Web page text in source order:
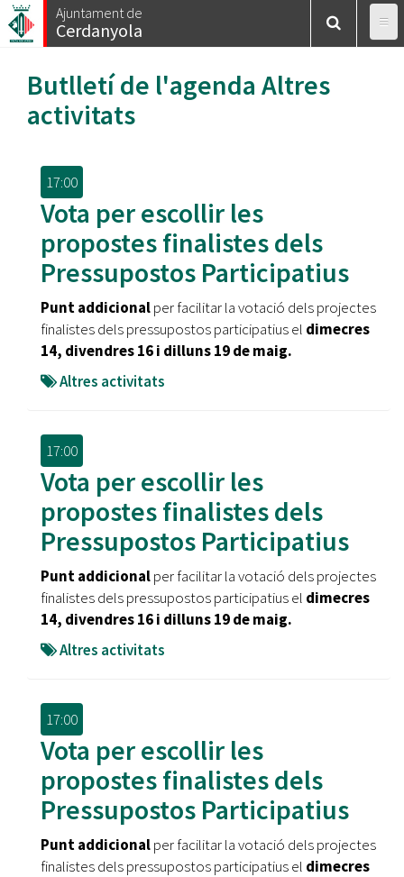
Vés
al
Ajuntament de
Cerdanyola
Butlletí de l'agenda Altres
activitats
17:00
Vota per escollir les
propostes finalistes dels
Pressupostos Participatius
Punt addicionalper facilitar la votació dels projectes
finalistes dels pressupostos participatius el dimecres
14, divendres 16 i dilluns 19 de maig.
Altres activitats
17:00
Vota per escollir les
propostes finalistes dels
Pressupostos Participatius
Punt addicionalper facilitar la votació dels projectes
finalistes dels pressupostos participatius el dimecres
14, divendres 16 i dilluns 19 de maig.
Altres activitats
17:00
Vota per escollir les
propostes finalistes dels
Pressupostos Participatius
Punt addicionalper facilitar la votació dels projectes
finalistes dels pressupostos participatius el dimecres